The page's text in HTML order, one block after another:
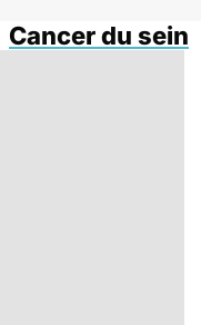
Cancer du sein